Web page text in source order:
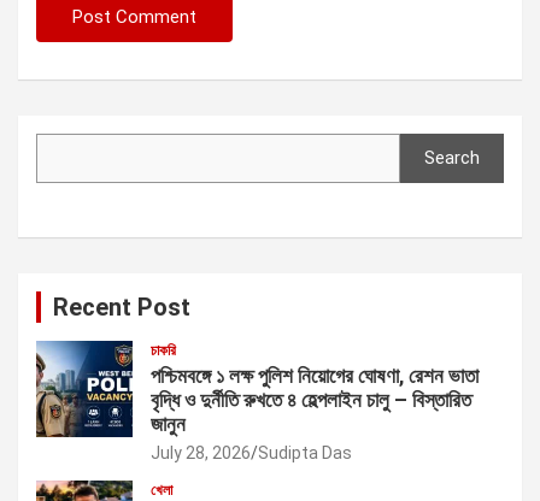
Search
Recent Post
চাকরি
পশ্চিমবঙ্গে ১ লক্ষ পুলিশ নিয়োগের ঘোষণা, রেশন ভাতা
বৃদ্ধি ও দুর্নীতি রুখতে ৪ হেল্পলাইন চালু – বিস্তারিত
জানুন
July 28, 2026 Sudipta Das
খেলা